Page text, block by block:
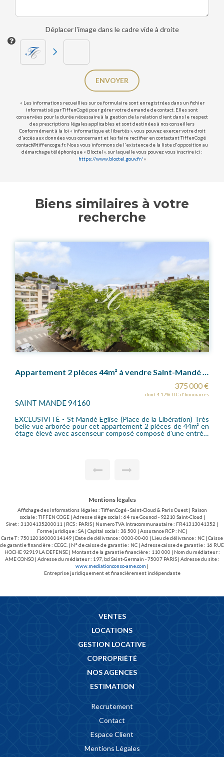
Déplacer l'image dans le cadre vide à droite
ENVOYER
« Les informations recueillies sur ce formulaire sont enregistrées dans un fichier
informatisé par TiffenCogé pour gérer votre demande de contact. Elles sont
conservées pour la durée nécessaire à la gestion de la relation client dans le respect
des prescriptions légales applicables et sont destinées à nos conseillers
Conformément à la loi « informatique et libertés », vous pouvez exercer votre droit
d'accès aux données vous concernant et les faire rectifier en contactant TiffenCogé
contact@tiffencoge.fr. Nous vous informons de l'existence de la liste d'opposition au
démarchage téléphonique « Bloctel », sur laquelle vous pouvez vous inscrire ici :
https://www.bloctel.gouv.fr/»
Biens similaires à votre
recherche
Appartement Saint Mande 1 pièce(s) 36.23 m2
245 800 €
dont 4.6% TTC d'honoraires
SAINT MANDE 94160
EXCLUSIVITÉ - Au rez-de-chaussée d'une copropriété
entretenue avec gardien de 6 étages, appartement 1 pièce de
36.23m². Le bien se compose d'une entrée, d'une pièce à vivre,
Mentions légales
Affichage des informations légales : TiffenCogé - Saint-Cloud & Paris Ouest | Raison
sociale : TIFFEN COGE | Adresse siège social : 64 rue Gounod - 92210 Saint-Cloud |
Siret : 31304135200011 | RCS : PARIS | Numero TVA Intracommunautaire : FR41313041352 |
Forme juridique : SA | Capital social : 38 500 | Assurance RCP : NC |
Carte T : 75012016000014149 | Date de délivrance : 0000-00-00 | Lieu de délivrance : NC | Caisse
de garantie financière : CEGC. | N° de caisse de garantie : NC | Adresse caisse de garantie : 16 RUE
HOCHE 92919 LA DEFENSE | Montant de la garantie financière : 110 000 | Nom du médiateur :
AME CONSO | Adresse du médiateur : 197, bd Saint-Germain - 75007 PARIS | Adresse du site :
www.mediationconso-ame.com |
Entreprise juridiquement et financièrement indépendante
VENTES
LOCATIONS
GESTION LOCATIVE
COPROPRIÉTÉ
NOS AGENCES
ESTIMATION
Recrutement
Contact
Espace Client
Mentions Légales